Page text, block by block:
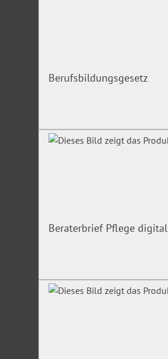
Berufsbildungsgesetz
Beraterbrief Pflege digital